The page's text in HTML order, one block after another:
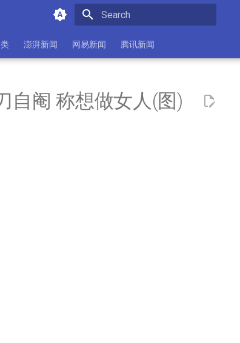
澎湃新闻 网易新闻 腾讯新闻
自阉 称想做女人(图)